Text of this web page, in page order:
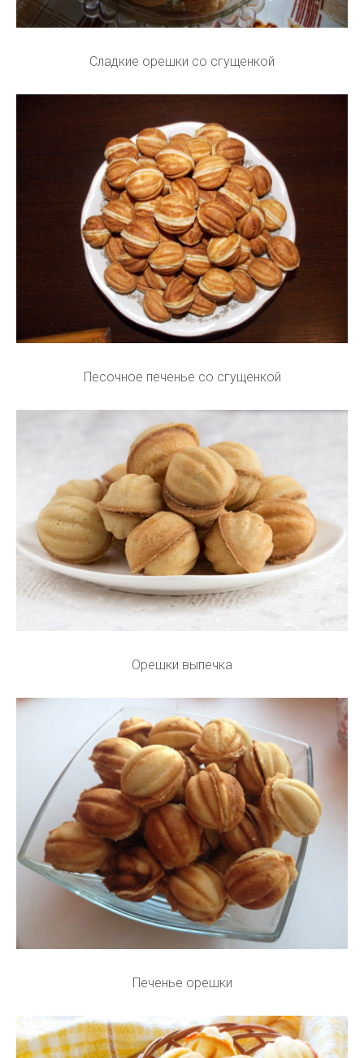
Сладкие орешки со сгущенкой
Песочное печенье со сгущенкой
Орешки выпечка
Печенье орешки